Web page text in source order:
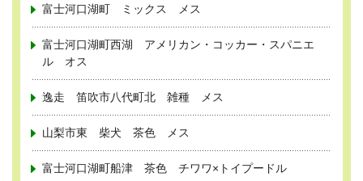
富士河口湖町 ミックス メス
富士河口湖町西湖 アメリカン・コッカー・スパニエ
ル オス
逸走 笛吹市八代町北 雑種 メス
山梨市東 柴犬 茶色 メス
富士河口湖町船津 茶色 チワワ×トイプードル